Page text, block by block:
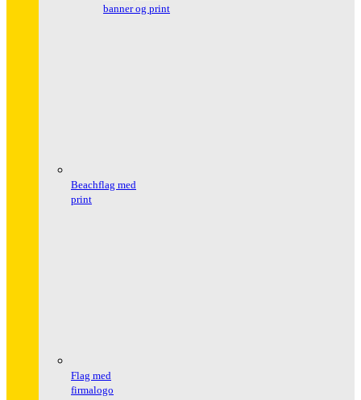
banner og print
Beachflag med
print
Flag med
firmalogo